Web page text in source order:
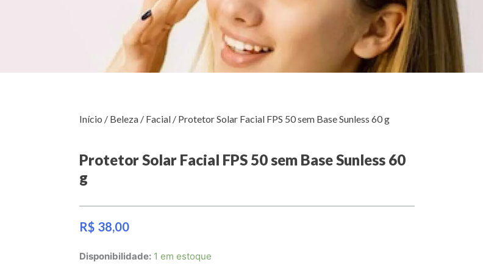
Início / Beleza / Facial / Protetor Solar Facial FPS 50 sem Base Sunless 60 g
Protetor Solar Facial FPS 50 sem Base Sunless 60
g
R$ 38,00
Disponibilidade: 1 em estoque
Protetor